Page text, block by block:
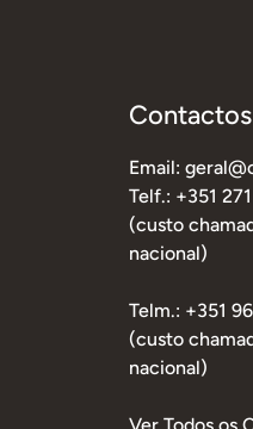
Contactos
Email:
Telf.: +351
(custo
nacional)
Telm.: +351
(custo
nacional)